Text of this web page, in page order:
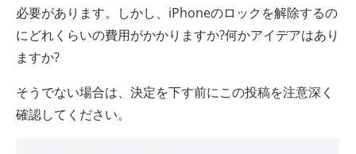
必要があります。しかし、iPhoneのロックを解除するの
にどれくらいの費用がかかりますか?何かアイデアはあり
ますか?
そうでない場合は、決定を下す前にこの投稿を注意深く
確認してください。